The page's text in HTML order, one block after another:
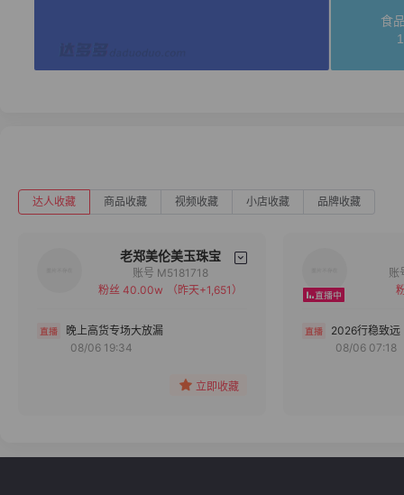
达人收藏 商品收藏 视频收藏 小店收藏 品牌收藏
老郑美伦美玉珠宝
备注
分组
账号 M5181718
粉丝 40.00w
（昨天+1,651）
晚上高货专场大放漏
08/06 19:34
立即收藏
2026行稳致远
08/06 07:18